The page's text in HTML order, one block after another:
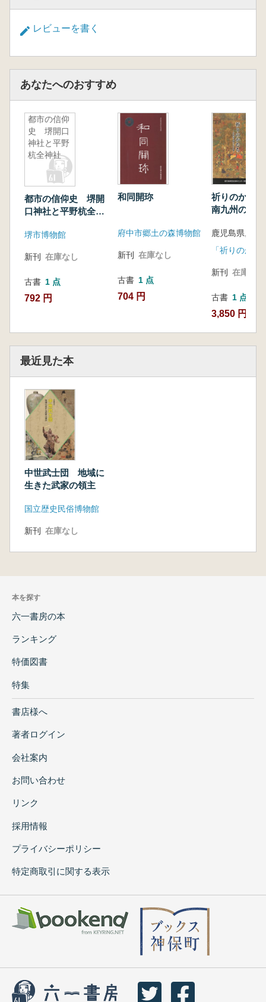
レビューを書く
あなたへのおすすめ
都市の信仰
史 堺開口
神社と平野
杭全神社
都市の信仰史 堺開
口神社と平野杭全神
堺市博物館
新刊 在庫なし
古書 1 点
792 円
和同開珎
府中市郷土の森博物館
新刊 在庫なし
古書 1 点
704 円
祈りのかた
南九州の仏
新刊 在庫なし
古書 1 点
3,850 円
最近見た本
中世武士団 地域に
生きた武家の領主
国立歴史民俗博物館
新刊 在庫なし
本を探す
六一書房の本
ランキング
特価図書
特集
書店様へ
著者ログイン
会社案内
お問い合わせ
リンク
採用情報
プライバシーポリシー
特定商取引に関する表示